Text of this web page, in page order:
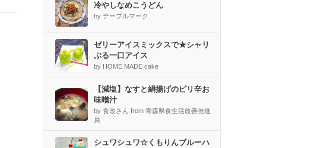
冷やしなめこうどん
by テーブルマーク
ゼリーアイスミックスで★シャリ
ぷる一口アイス
by HOME MADE cake
【減塩】なすと絹揚げのピリ辛お
味噌汁
by 食改さん from 青森県食生活改善推進
員
シュワシュワ☆くもりんブルーハ